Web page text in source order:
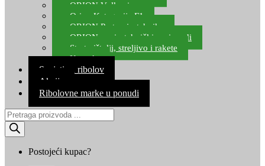
ORION Vulkani
Orion Kategorija F1
ORION Party pirotehnika
ORION nepirotehnički proizvodi
Start pištolji, streljivo i rakete
Kontakt
Savjeti za ribolov
Akcija
Ribolovne marke u ponudi
Products
search
Postojeći kupac?